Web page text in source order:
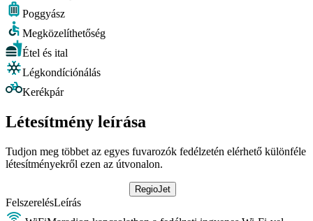
Poggyász
Megközelíthetőség
Étel és ital
Légkondíciónálás
Kerékpár
Létesítmény leírása
Tudjon meg többet az egyes fuvarozók fedélzetén elérhető különféle
létesítményekről ezen az útvonalon.
RegioJet
FelszerelésLeírás